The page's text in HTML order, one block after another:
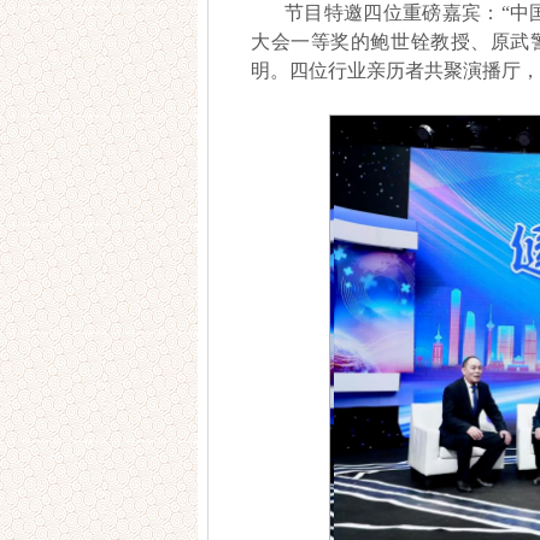
节目特邀四位重磅嘉宾：“中
大会一等奖的鲍世铨教授、原
明。四位行业亲历者共聚演播厅